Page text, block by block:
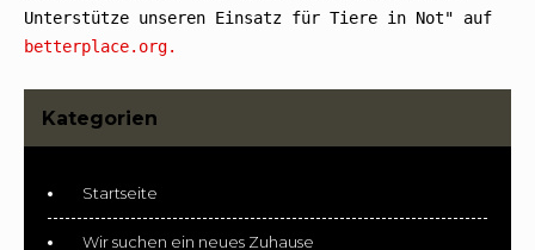
betterplace.org.
Kategorien
Startseite
Wir suchen ein neues Zuhause